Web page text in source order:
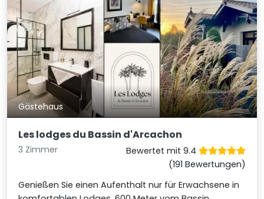
Gästehaus
Les lodges du Bassin d'Arcachon
3 Zimmer
Bewertet mit 9.4
(191 Bewertungen)
Genießen Sie einen Aufenthalt nur für Erwachsene in